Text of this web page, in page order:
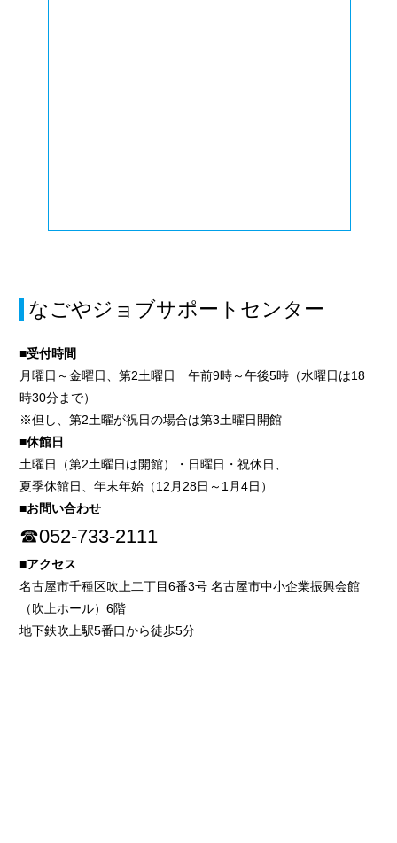
なごやジョブサポートセンター
■受付時間
月曜日～金曜日、第2土曜日 午前9時～午後5時（水曜日は18
時30分まで）
※但し、第2土曜が祝日の場合は第3土曜日開館
■休館日
土曜日（第2土曜日は開館）・日曜日・祝休日、
夏季休館日、年末年始（12月28日～1月4日）
■お問い合わせ
☎052-733-2111
■アクセス
名古屋市千種区吹上二丁目6番3号 名古屋市中小企業振興会館
（吹上ホール）6階
地下鉄吹上駅5番口から徒歩5分